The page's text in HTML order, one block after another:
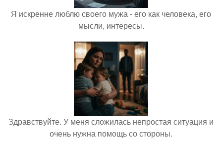
Я искренне люблю своего мужа - его как человека, его
мысли, интересы.
Здравствуйте. У меня сложилась непростая ситуация и
очень нужна помощь со стороны.